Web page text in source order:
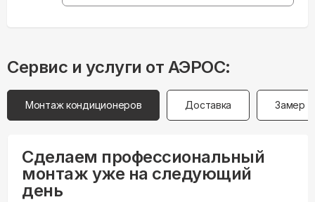
Сервис и услуги от АЭРОС:
Монтаж кондиционеров Доставка Замер
Сделаем профессиональный
монтаж уже на следующий
день